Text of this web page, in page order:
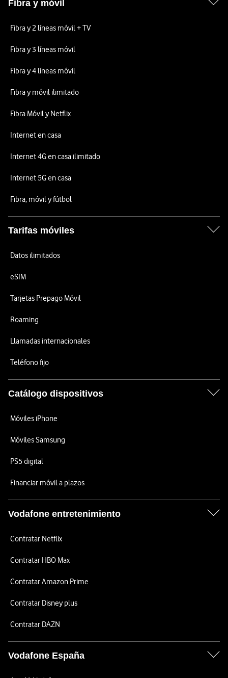
Fibra y móvil
Fibra y 2 líneas móvil + TV
Fibra y 3 líneas móvil
Fibra y 4 líneas móvil
Fibra y móvil ilimitado
Fibra Móvil y Netflix
Internet en casa
Internet 4G en casa ilimitado
Internet 5G en casa
Fibra, móvil y fútbol
Tarifas móviles
Datos ilimitados
eSIM
Tarjetas Prepago Móvil
Roaming
Llamadas internacionales
Teléfono fijo
Catálogo dispositivos
Móviles iPhone
Móviles Samsung
PS5 digital
Financiar móvil a plazos
Vodafone entretenimiento
Contratar Netflix
Contratar HBO Max
Contratar Amazon Prime
Contratar Disney plus
Contratar DAZN
Vodafone España